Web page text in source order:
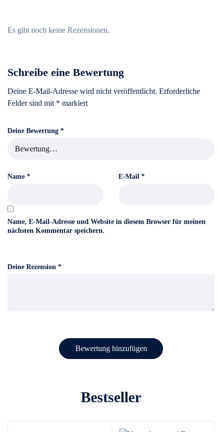
Es gibt noch keine Rezensionen.
Schreibe eine Bewertung
Deine E-Mail-Adresse wird nicht veröffentlicht. Erforderliche
Felder sind mit * markiert
Deine Bewertung *
Deine Rezension *
Name * E-Mail *
Name, E-Mail-Adresse und Website in diesem Browser für meinen
nächsten Kommentar speichern.
Bestseller